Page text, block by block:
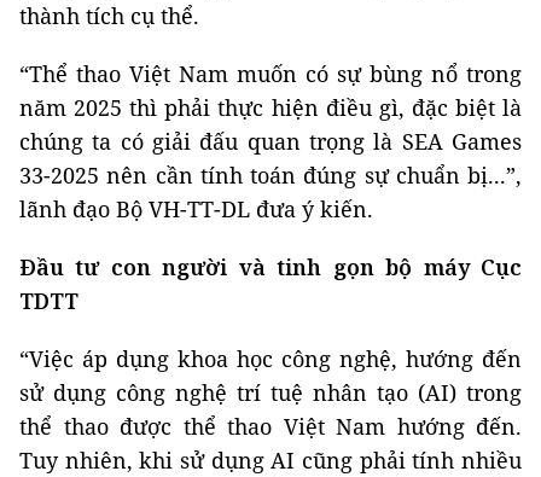
thành tích cụ thể.
“Thể thao Việt Nam muốn có sự bùng nổ trong
năm 2025 thì phải thực hiện điều gì, đặc biệt là
chúng ta có giải đấu quan trọng là SEA Games
33-2025 nên cần tính toán đúng sự chuẩn bị...”,
lãnh đạo Bộ VH-TT-DL đưa ý kiến.
Đầu tư con người và tinh gọn bộ máy Cục
TDTT
“Việc áp dụng khoa học công nghệ, hướng đến
sử dụng công nghệ trí tuệ nhân tạo (AI) trong
thể thao được thể thao Việt Nam hướng đến.
Tuy nhiên, khi sử dụng AI cũng phải tính nhiều